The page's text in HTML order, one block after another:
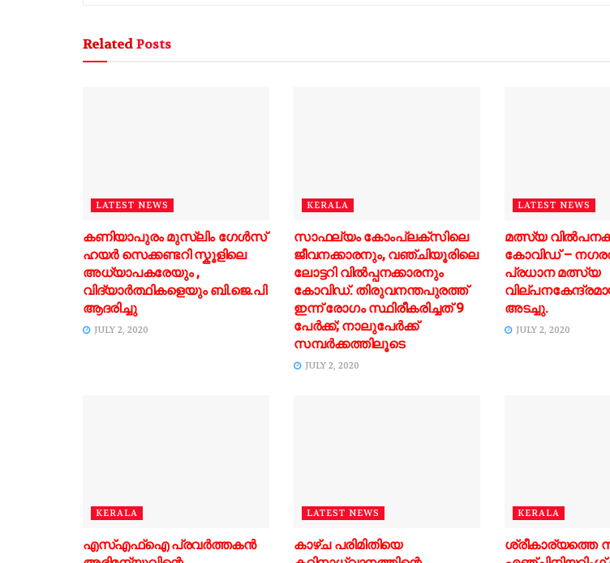
RelatedPosts
LATEST NEWS
കണിയാപുരം മുസ്ലിം ഗേൾസ്‌
ഹയർ സെക്കണ്ടറി സ്കൂളിലെ
അധ്യാപകരേയും ,
വിദ്യാർത്ഥികളെയും ബി.ജെ.പി
ആദരിച്ചു
JULY 2, 2020
KERALA
സാഫല്യം കോംപ്ലക്സിലെ
ജീവനക്കാരനും, വഞ്ചിയൂരിലെ
ലോട്ടറി വില്‍പ്പനക്കാരനും
കോവിഡ്. തിരുവനന്തപുരത്ത്
ഇന്ന് രോഗം സ്ഥിരീകരിച്ചത് 9
പേര്‍ക്ക്; നാലുപേര്‍ക്ക്
സമ്പര്‍ക്കത്തിലൂടെ
JULY 2, 2020
LATEST NEWS
മത്സ്യ
കോവിഡ് –
പ്രധാന മത്സ്യ
അടച്ചു.
JULY 2, 2020
KERALA
എസ്‌എഫ്‌ഐ പ്രവര്‍ത്തകന്‍
LATEST NEWS
കാഴ്ച പരിമിതിയെ
KERALA
ശ്രീകാര്യത്തെ